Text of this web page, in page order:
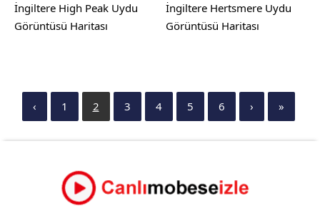
İngiltere High Peak Uydu
Görüntüsü Haritası
İngiltere Hertsmere Uydu
Görüntüsü Haritası
‹ 1 2 3 4 5 6 › »